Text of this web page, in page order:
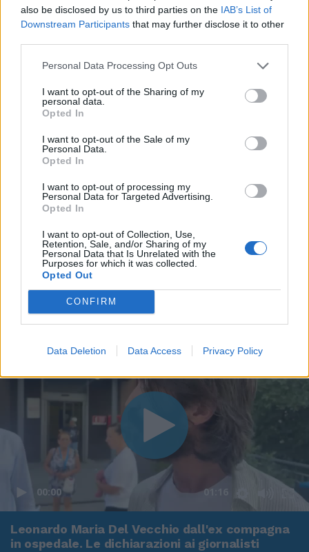
also be disclosed by us to third parties on the IAB’s List of
Downstream Participants that may further disclose it to other
Personal Data Processing Opt Outs
I want to opt-out of the Sharing of my
personal data.
Opted In
I want to opt-out of the Sale of my
Personal Data.
Opted In
I want to opt-out of processing my
Personal Data for Targeted Advertising.
Opted In
I want to opt-out of Collection, Use,
Retention, Sale, and/or Sharing of my
Personal Data that Is Unrelated with the
Purposes for which it was collected.
Opted Out
CONFIRM
Data Deletion Data Access Privacy Policy
00:00 01:16
Leonardo Maria Del Vecchio dall'ex compagna
in ospedale. Le dichiarazioni ai giornalisti